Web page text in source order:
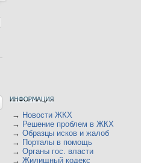
→ Новости ЖКХ
→ Решение проблем в ЖКХ
→ Образцы исков и жалоб
→ Порталы в помощь
→ Органы гос. власти
→ Жилищный кодекс